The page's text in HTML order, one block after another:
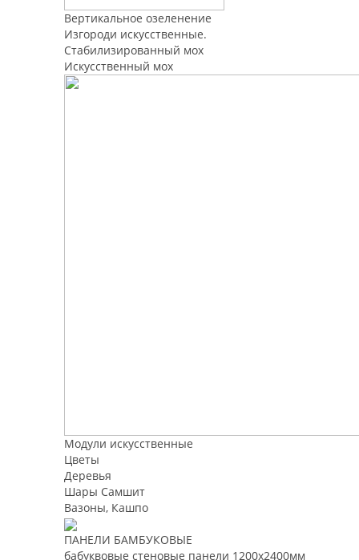
Вертикальное озеленение
Изгороди искусственные.
Стабилизированный мох
Искусственный мох
Модули искусственные
Цветы
Деревья
Шары Самшит
Вазоны, Кашпо
ПАНЕЛИ БАМБУКОВЫЕ
бабуквовые стеновые панели 1200х2400мм